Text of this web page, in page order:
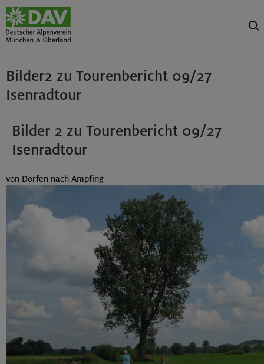
Bilder2 zu Tourenbericht 09/27
Isenradtour
Bilder 2 zu Tourenbericht 09/27
Isenradtour
von Dorfen nach Ampfing